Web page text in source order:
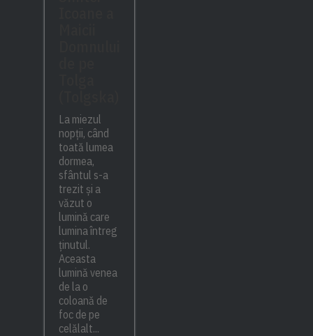
La miezul
nopții, când
toată lumea
dormea,
sfântul s-a
trezit și a
văzut o
lumină care
lumina întreg
ținutul.
Aceasta
lumină venea
de la o
coloană de
foc de pe
celălalt...